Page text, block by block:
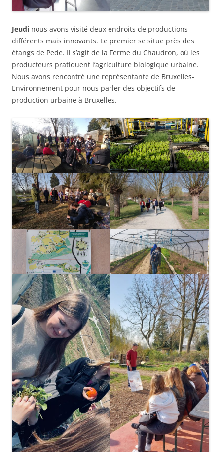
Jeudi nous avons visité deux endroits de productions
différents mais innovants. Le premier se situe près des
étangs de Pede. Il s’agit de la Ferme du Chaudron, où les
producteurs pratiquent l’agriculture biologique urbaine.
Nous avons rencontré une représentante de Bruxelles-
Environnement pour nous parler des objectifs de
production urbaine à Bruxelles.